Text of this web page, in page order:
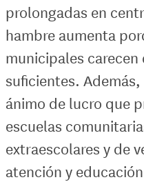
prolongadas en
hambre aumenta
municipales
suficientes.
ánimo de lucro que
escuelas
extraescolares y de
atención y